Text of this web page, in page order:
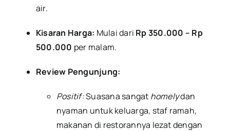
air.
Kisaran Harga: Mulai dari Rp 350.000 – Rp
500.000 per malam.
Review Pengunjung:
Positif:Suasana sangat homelydan
nyaman untuk keluarga, staf ramah,
makanan di restorannya lezat dengan